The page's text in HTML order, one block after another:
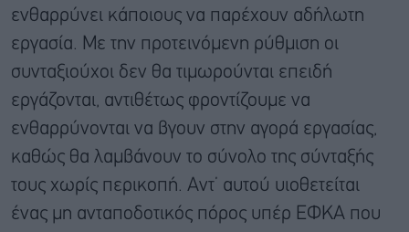
ενθαρρύνει κάποιους να παρέχουν αδήλωτη
εργασία. Με την προτεινόμενη ρύθμιση οι
συνταξιούχοι δεν θα τιμωρούνται επειδή
εργάζονται, αντιθέτως φροντίζουμε να
ενθαρρύνονται να βγουν στην αγορά εργασίας,
καθώς θα λαμβάνουν το σύνολο της σύνταξής
τους χωρίς περικοπή. Αντ’ αυτού υιοθετείται
ένας μη ανταποδοτικός πόρος υπέρ ΕΦΚΑ που